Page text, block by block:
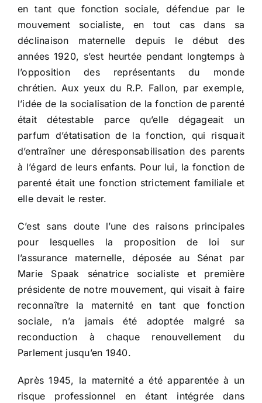
en tant que fonction sociale, défendue par le
mouvement socialiste, en tout cas dans sa
déclinaison maternelle depuis le début des
années 1920, s’est heurtée pendant longtemps à
l’opposition des représentants du monde
chrétien. Aux yeux du R.P. Fallon, par exemple,
l’idée de la socialisation de la fonction de parenté
était détestable parce qu’elle dégageait un
parfum d’étatisation de la fonction, qui risquait
d’entraîner une déresponsabilisation des parents
à l’égard de leurs enfants. Pour lui, la fonction de
parenté était une fonction strictement familiale et
elle devait le rester.
C’est sans doute l’une des raisons principales
pour lesquelles la proposition de loi sur
l’assurance maternelle, déposée au Sénat par
Marie Spaak sénatrice socialiste et première
présidente de notre mouvement, qui visait à faire
reconnaître la maternité en tant que fonction
sociale, n’a jamais été adoptée malgré sa
reconduction à chaque renouvellement du
Parlement jusqu’en 1940.
Après 1945, la maternité a été apparentée à un
risque professionnel en étant intégrée dans